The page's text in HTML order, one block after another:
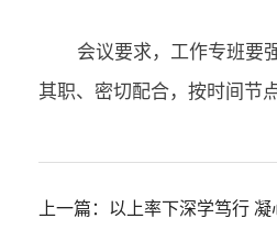
会议要求，工作专班要
其职、密切配合，按时间节
上一篇：以上率下深学笃行